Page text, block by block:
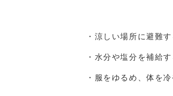
・涼しい場所に避難す
・水分や塩分を補給す
・服をゆるめ、体を